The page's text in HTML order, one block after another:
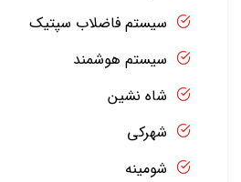
سیستم فاضلاب سپتیک
سیستم هوشمند
شاه نشین
شهرکی
شومینه